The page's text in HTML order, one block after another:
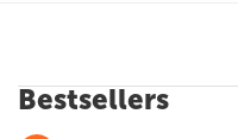
Bestsellers